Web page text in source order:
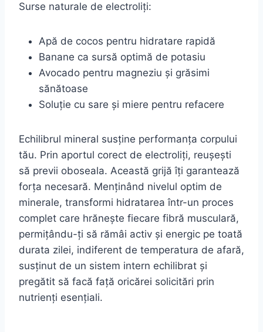
Surse naturale de electroliți:
Apă de cocos pentru hidratare rapidă
Banane ca sursă optimă de potasiu
Avocado pentru magneziu și grăsimi
sănătoase
Soluție cu sare și miere pentru refacere
Echilibrul mineral susține performanța corpului
tău. Prin aportul corect de electroliți, reușești
să previi oboseala. Această grijă îți garantează
forța necesară. Menținând nivelul optim de
minerale, transformi hidratarea într-un proces
complet care hrănește fiecare fibră musculară,
permițându-ți să rămâi activ și energic pe toată
durata zilei, indiferent de temperatura de afară,
susținut de un sistem intern echilibrat și
pregătit să facă față oricărei solicitări prin
nutrienți esențiali.